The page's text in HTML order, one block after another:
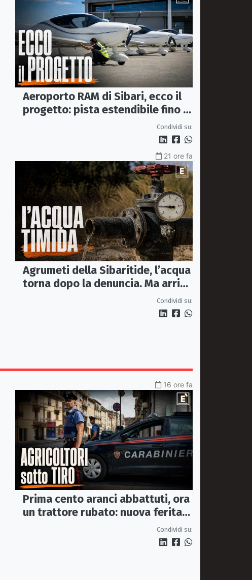
Aeroporto RAM di Sibari, ecco il
progetto: pista estendibile fino a
2 km e trasporto passeggeriCondividi su:
21 ore fa
Agrumeti della Sibaritide, l’acqua
torna dopo la denuncia. Ma arriva
con un terzo della pressioneCondividi su:
16 ore fa
Prima cento aranci abbattuti, ora
un trattore rubato: nuova ferita
all’agricoltura della SibaritideCondividi su: